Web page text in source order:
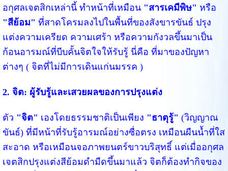
อกุศลเจตสิกเหล่านี้ ทำหน้าที่เหมือน "สารเคมีพิษ" หรือ
"สีย้อม" ที่สาดโครมลงไปในพื้นที่ของสังขารขันธ์ ปรุง
แต่งความเครียด ความเศร้า หรือความกังวลขึ้นมาเป็น
ก้อนอารมณ์ที่บีบคั้นจิตใจให้รับรู้ นี่คือ ที่มาของปัญหา
ต่างๆ ( จิตที่ไม่มีการเดินแก่นมรรค )
2. จิต: ผู้รับรู้และเสวยผลของการปรุงแต่ง
ตัว "จิต" เองโดยธรรมชาติเป็นเพียง "ธาตุรู้" (วิญญาณ
ขันธ์) ที่มีหน้าที่รับรู้อารมณ์อย่างซื่อตรง เหมือนผืนน้ำที่ใส
สะอาด หรือเหมือนจอภาพยนตร์ขาวบริสุทธิ์ แต่เมื่ออกุศล
เจตสิกปรุงแต่งสีย้อมดำมืดขึ้นมาแล้ว จิตก็ต้องทำกิจของ